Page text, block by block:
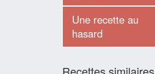
Une recette au
hasard